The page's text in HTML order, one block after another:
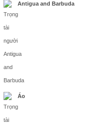
Antigua and Barbuda
Áo